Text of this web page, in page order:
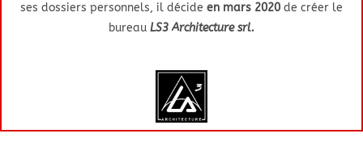
ses dossiers personnels, il décide en mars 2020 de créer le
bureau LS3 Architecture srl.